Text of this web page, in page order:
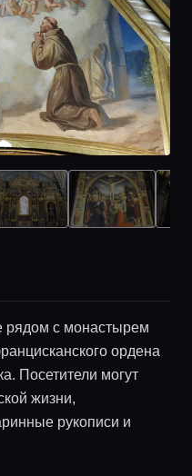
рядом с монастырем
ордена
Посетители могут
жизни,
рукописи и